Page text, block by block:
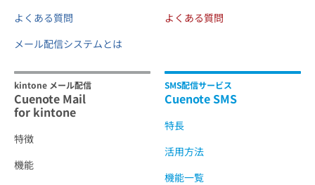
よくある質問
メール配信システムとは
よくある質問
kintone メール配信
Cuenote Mail
for kintone
特徴
機能
SMS配信サービス
Cuenote SMS
特長
活用方法
機能一覧